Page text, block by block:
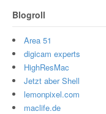
Blogroll
Area 51
digicam experts
HighResMac
Jetzt aber Shell
lemonpixel.com
maclife.de